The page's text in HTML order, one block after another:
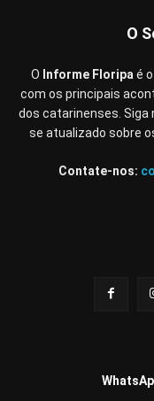
O
O Informe Floripaé
com os principais
dos catarinenses.
se atualizado sobre
Contate-nos: